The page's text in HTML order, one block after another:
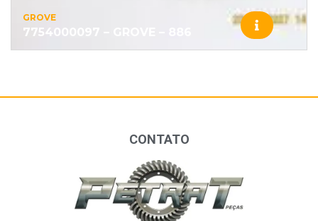
GROVE
7754000097 – GROVE – 886
CONTATO